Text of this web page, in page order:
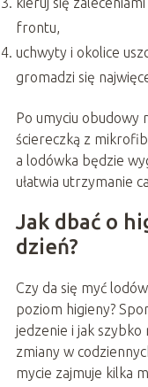
frontu,
uchwyty i okolice
gromadzi się
Po umyciu obudowy
ściereczką z
a lodówka będzie
ułatwia utrzymanie
Jak dbać o
dzień?
Czy da się myć
poziom higieny?
jedzenie i jak szybko
zmiany w
mycie zajmuje kilka